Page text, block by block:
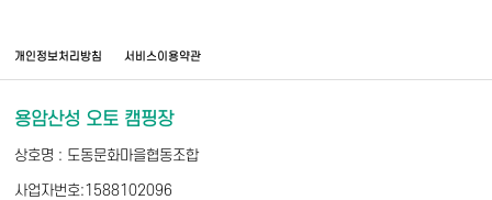
개인정보처리방침 서비스이용약관
용암산성 오토 캠핑장
상호명 : 도동문화마을협동조합
사업자번호:1588102096